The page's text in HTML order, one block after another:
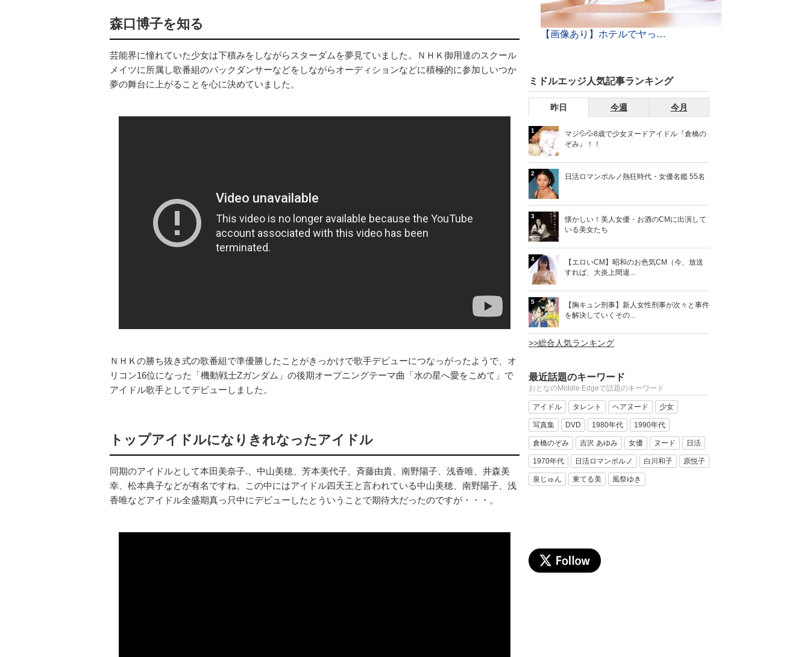
森口博子を知る
芸能界に憧れていた少女は下積みをしながらスターダムを夢見ていました。ＮＨＫ御用達のスクール
メイツに所属し歌番組のバックダンサーなどをしながらオーディションなどに積極的に参加しいつか
夢の舞台に上がることを心に決めていました。
ＮＨＫの勝ち抜き式の歌番組で準優勝したことがきっかけで歌手デビューにつなっがったようで、オ
リコン16位になった「機動戦士Ζガンダム」の後期オープニングテーマ曲「水の星へ愛をこめて」で
アイドル歌手としてデビューしました。
トップアイドルになりきれなったアイドル
同期のアイドルとして本田美奈子.、中山美穂、芳本美代子、斉藤由貴、南野陽子、浅香唯、井森美
幸、松本典子などが有名ですね。この中にはアイドル四天王と言われている中山美穂、南野陽子、浅
香唯などアイドル全盛期真っ只中にデビューしたとういうことで期待大だったのですが・・・。
【画像あり】ホテルでヤって即解散する「ランチセックス」がまんさんの間で大流行ｗｗ世も末だわｗｗｗ
ミドルエッジ人気記事ランキング
昨日 今週 今月
1
マジ💦💦8歳で少女ヌードアイドル『倉橋の
ぞみ』！！
2 日活ロマンポルノ熱狂時代・女優名鑑 55名
3
懐かしい！美人女優・お酒のCMに出演して
いる美女たち
4
【エロいCM】昭和のお色気CM（今、放送
すれば、大炎上間違...
5
【胸キュン刑事】新人女性刑事が次々と事件
を解決していくその...
>>総合人気ランキング
最近話題のキーワード
おとなのMiddle Edgeで話題のキーワード
アイドル タレント ヘアヌード 少女
写真集 DVD 1980年代 1990年代
倉橋のぞみ 吉沢 あゆみ 女優 ヌード 日活
1970年代 日活ロマンポルノ 白川和子 原悦子
泉じゅん 東てる美 風祭ゆき